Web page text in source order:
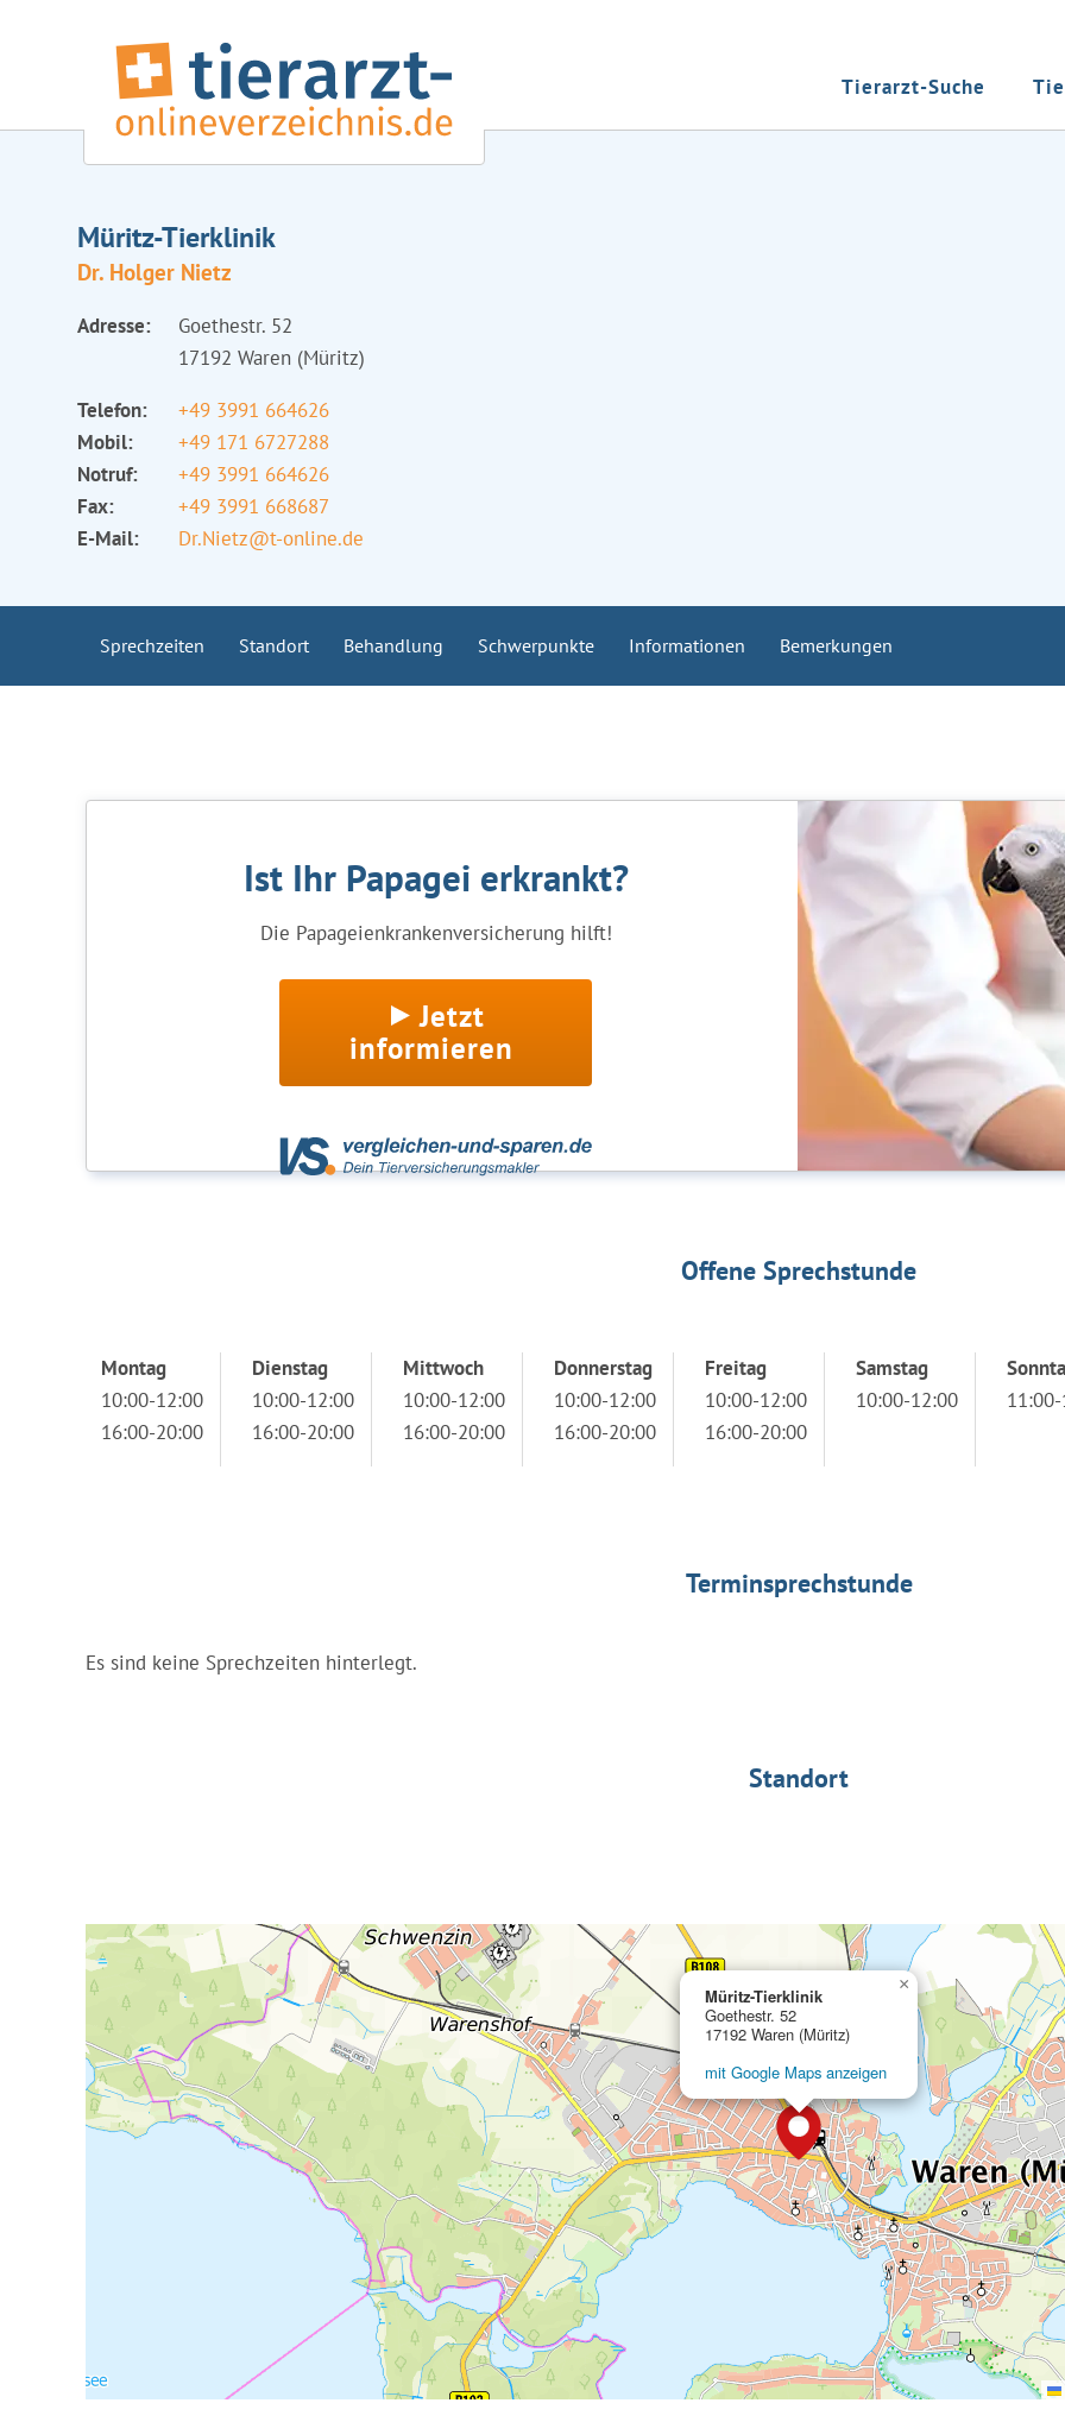
Tierarzt-Suche
Müritz-Tierklinik
Dr. Holger Nietz
Adresse:
Goethestr. 52
17192 Waren (Müritz)
Telefon:
+49 3991 664626
Mobil:
+49 171 6727288
Notruf:
+49 3991 664626
Fax:
+49 3991 668687
E-Mail:
Dr.Nietz@t-online.de
Sprechzeiten Standort Behandlung Schwerpunkte Informationen Bemerkungen
Ist Ihr Papagei erkrankt?
Die Papageienkrankenversicherung hilft!
Jetzt
informieren
Offene Sprechstunde
Montag
10:00-12:00
16:00-20:00
Dienstag
10:00-12:00
16:00-20:00
Mittwoch
10:00-12:00
16:00-20:00
Donnerstag
10:00-12:00
16:00-20:00
Freitag
10:00-12:00
16:00-20:00
Samstag
10:00-12:00
Terminsprechstunde
Es sind keine Sprechzeiten hinterlegt.
Standort
Müritz-Tierklinik
Goethestr. 52
17192 Waren (Müritz)
mit Google Maps anzeigen
×